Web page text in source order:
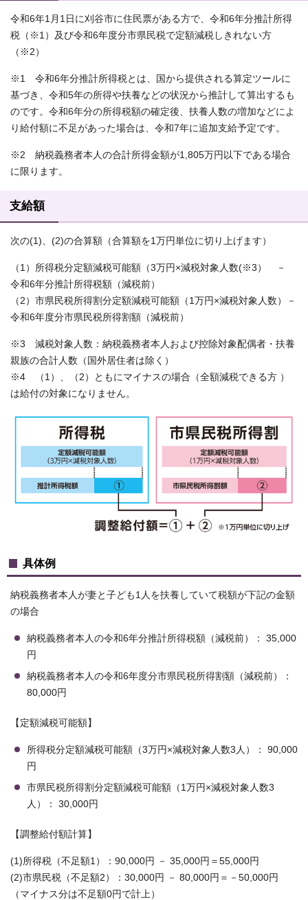
令和6年1月1日に刈谷市に住民票がある方で、令和6年分推計所得
税（※1）及び令和6年度分市県民税で定額減税しきれない方
（※2）
※1 令和6年分推計所得税とは、国から提供される算定ツールに
基づき、令和5年の所得や扶養などの状況から推計して算出するも
のです。令和6年分の所得税額の確定後、扶養人数の増加などによ
り給付額に不足があった場合は、令和7年に追加支給予定です。
※2 納税義務者本人の合計所得金額が1,805万円以下である場合
に限ります。
支給額
次の(1)、(2)の合算額（合算額を1万円単位に切り上げます）
（1）所得税分定額減税可能額（3万円×減税対象人数(※3） －
令和6年分推計所得税額（減税前）
（2）市県民税所得割分定額減税可能額（1万円×減税対象人数）－
令和6年度分市県民税所得割額（減税前）
※3 減税対象人数：納税義務者本人および控除対象配偶者・扶養
親族の合計人数（国外居住者は除く）
※4 （1）、（2）ともにマイナスの場合（全額減税できる方 ）
は給付の対象になりません。
具体例
納税義務者本人が妻と子ども1人を扶養していて税額が下記の金額
の場合
納税義務者本人の令和6年分推計所得税額（減税前）： 35,000
円
納税義務者本人の令和6年度分市県民税所得割額（減税前）：
80,000円
【定額減税可能額】
所得税分定額減税可能額（3万円×減税対象人数3人）： 90,000
円
市県民税所得割分定額減税可能額（1万円×減税対象人数3
人）： 30,000円
【調整給付額計算】
(1)所得税（不足額1）：90,000円 － 35,000円＝55,000円
(2)市県民税（不足額2）：30,000円 － 80,000円＝－50,000円
（マイナス分は不足額0円で計上）